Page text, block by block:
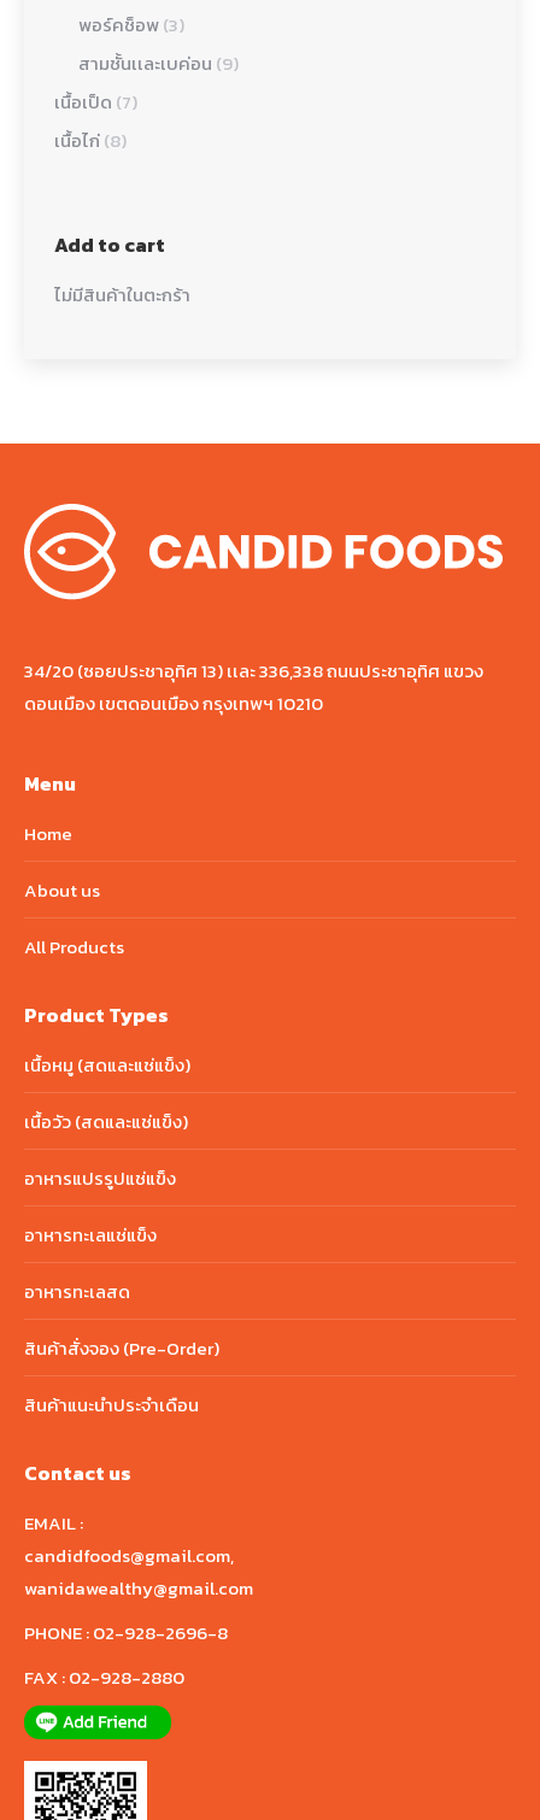
พอร์คช็อพ(3)
สามชั้นเเละเบค่อน (9)
เนื้อเป็ด (7)
เนื้อไก่(8)
Add to cart
ไม่มีสินค้าในตะกร้า
34/20 (ซอยประชาอุทิศ 13) เเละ 336,338 ถนนประชาอุทิศ แขวง
ดอนเมือง เขตดอนเมือง กรุงเทพฯ 10210
Menu
Home
About us
All Products
Product Types
เนื้อหมู (สดและแช่แข็ง)
เนื้อวัว (สดและแช่แข็ง)
อาหารแปรรูปแช่แข็ง
อาหารทะเลแช่แข็ง
อาหารทะเลสด
สินค้าสั่งจอง (Pre-Order)
สินค้าแนะนำประจำเดือน
Contact us
EMAIL :
candidfoods@gmail.com,
wanidawealthy@gmail.com
PHONE :02-928-2696-8
FAX :02-928-2880